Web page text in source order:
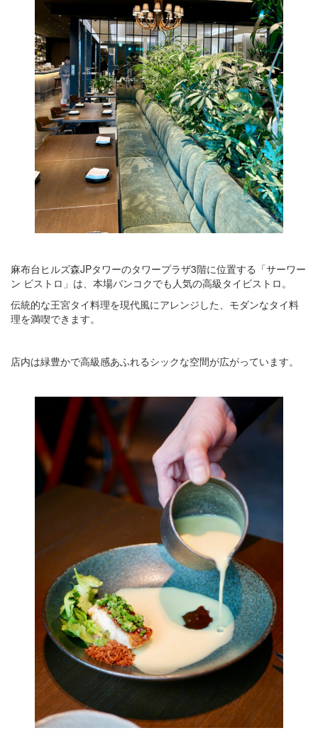
麻布台ヒルズ森JPタワーのタワープラザ3階に位置する「サーワー
ン ビストロ」は、本場バンコクでも人気の高級タイビストロ。
伝統的な王宮タイ料理を現代風にアレンジした、モダンなタイ料
理を満喫できます。
店内は緑豊かで高級感あふれるシックな空間が広がっています。